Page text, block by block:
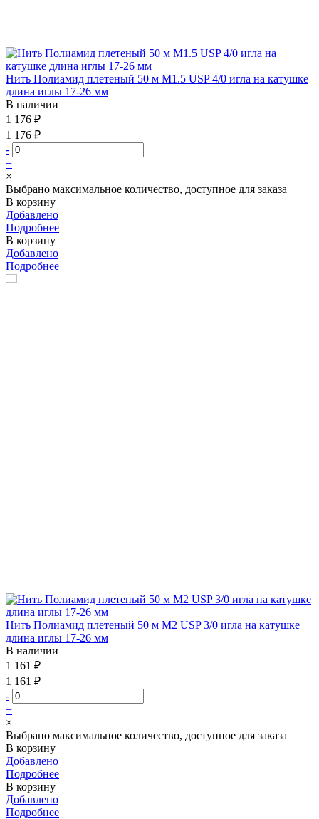
Нить Полиамид плетеный 50 м М1.5 USP 4/0 игла на катушке
длина иглы 17-26 мм
В наличии
1 176 ₽
1 176 ₽
-
+
×
Выбрано максимальное количество, доступное для заказа
В корзину
Добавлено
Подробнее
В корзину
Добавлено
Подробнее
Нить Полиамид плетеный 50 м М2 USP 3/0 игла на катушке
длина иглы 17-26 мм
В наличии
1 161 ₽
1 161 ₽
-
+
×
Выбрано максимальное количество, доступное для заказа
В корзину
Добавлено
Подробнее
В корзину
Добавлено
Подробнее